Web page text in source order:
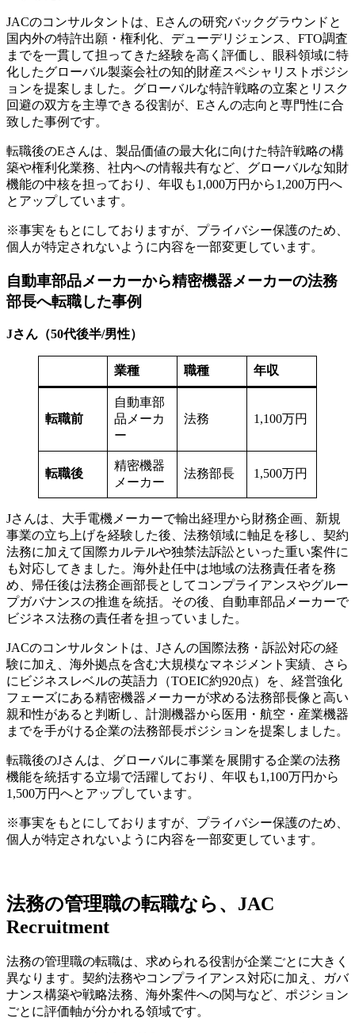
JACのコンサルタントは、Eさんの研究バックグラウンドと
国内外の特許出願・権利化、デューデリジェンス、FTO調査
までを一貫して担ってきた経験を高く評価し、眼科領域に特
化したグローバル製薬会社の知的財産スペシャリストポジシ
ョンを提案しました。グローバルな特許戦略の立案とリスク
回避の双方を主導できる役割が、Eさんの志向と専門性に合
致した事例です。
転職後のEさんは、製品価値の最大化に向けた特許戦略の構
築や権利化業務、社内への情報共有など、グローバルな知財
機能の中核を担っており、年収も1,000万円から1,200万円へ
とアップしています。
※事実をもとにしておりますが、プライバシー保護のため、
個人が特定されないように内容を一部変更しています。
自動車部品メーカーから精密機器メーカーの法務
部長へ転職した事例
Jさん（50代後半/男性）
業種 職種 年収
転職前
自動車部
品メーカ
ー
法務 1,100万円
転職後
精密機器
メーカー
法務部長 1,500万円
Jさんは、大手電機メーカーで輸出経理から財務企画、新規
事業の立ち上げを経験した後、法務領域に軸足を移し、契約
法務に加えて国際カルテルや独禁法訴訟といった重い案件に
も対応してきました。海外赴任中は地域の法務責任者を務
め、帰任後は法務企画部長としてコンプライアンスやグルー
プガバナンスの推進を統括。その後、自動車部品メーカーで
ビジネス法務の責任者を担っていました。
JACのコンサルタントは、Jさんの国際法務・訴訟対応の経
験に加え、海外拠点を含む大規模なマネジメント実績、さら
にビジネスレベルの英語力（TOEIC約920点）を、経営強化
フェーズにある精密機器メーカーが求める法務部長像と高い
親和性があると判断し、計測機器から医用・航空・産業機器
までを手がける企業の法務部長ポジションを提案しました。
転職後のJさんは、グローバルに事業を展開する企業の法務
機能を統括する立場で活躍しており、年収も1,100万円から
1,500万円へとアップしています。
※事実をもとにしておりますが、プライバシー保護のため、
個人が特定されないように内容を一部変更しています。
法務の管理職の転職なら、JAC
Recruitment
法務の管理職の転職は、求められる役割が企業ごとに大きく
異なります。契約法務やコンプライアンス対応に加え、ガバ
ナンス構築や戦略法務、海外案件への関与など、ポジション
ごとに評価軸が分かれる領域です。